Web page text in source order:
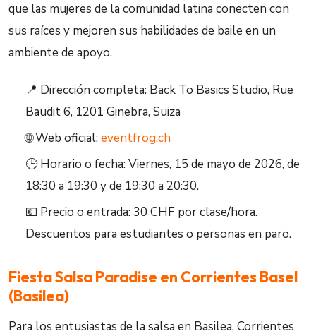
que las mujeres de la comunidad latina conecten con
sus raíces y mejoren sus habilidades de baile en un
ambiente de apoyo.
📍 Dirección completa: Back To Basics Studio, Rue
Baudit 6, 1201 Ginebra, Suiza
🌐 Web oficial:eventfrog.ch
🕒 Horario o fecha: Viernes, 15 de mayo de 2026, de
18:30 a 19:30 y de 19:30 a 20:30.
💶 Precio o entrada: 30 CHF por clase/hora.
Descuentos para estudiantes o personas en paro.
Fiesta Salsa Paradise en Corrientes Basel
(Basilea)
Para los entusiastas de la salsa en Basilea, Corrientes